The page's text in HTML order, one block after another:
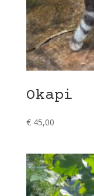
Okapi
€45,00